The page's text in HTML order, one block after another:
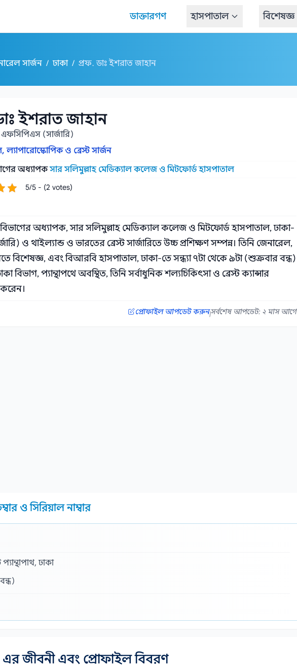
ডাক্তারগণ হাসপাতাল বিশেষজ্ঞ
সার্জন / ঢাকা / প্রফ. ডাঃ ইশরাত জাহান
ইশরাত জাহান
(সার্জারি)
ল্যাপারোস্কোপিক ও ব্রেস্ট সার্জন
অধ্যাপক সার সলিমুল্লাহ মেডিক্যাল কলেজ ও মিটফোর্ড হাসপাতাল
5/5 - (2 votes)
বিভাগের অধ্যাপক, সার সলিমুল্লাহ মেডিক্যাল কলেজ ও মিটফোর্ড হাসপাতাল, ঢাকা-
ও থাইল্যান্ড ও ভারতের ব্রেস্ট সার্জারিতে উচ্চ প্রশিক্ষণ সম্পন্ন। তিনি জেনারেল,
বিশেষজ্ঞ, এবং বিআরবি হাসপাতাল, ঢাকা-তে সন্ধ্যা ৭টা থেকে ৯টা (শুক্রবার বন্ধ)
বিভাগ, প্যান্থাপথে অবস্থিত, তিনি সর্বাধুনিক শল্যচিকিৎসা ও ব্রেস্ট ক্যান্সার
প্রোফাইল আপডেট করুন|সর্বশেষ আপডেট: ২ মাস আগে
ও সিরিয়াল নাম্বার
ঢাকা
এর জীবনী এবং প্রোফাইল বিবরণ